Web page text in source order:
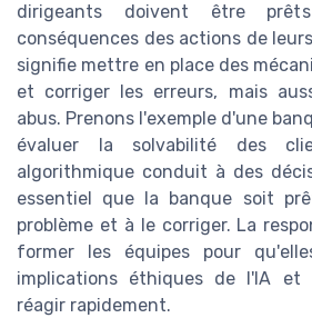
dirigeants doivent être
conséquences des actions de
signifie mettre en place des
et corriger les erreurs, mais
abus. Prenons l'exemple d'une
évaluer la solvabilité des
algorithmique conduit à des
essentiel que la banque soit
problème et à le corriger. La
former les équipes pour
implications éthiques de l'IA et
réagir rapidement.